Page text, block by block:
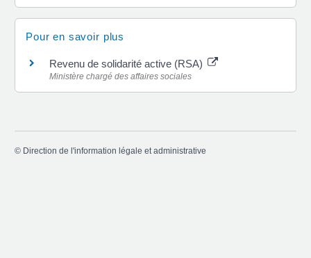
Pour en savoir plus
Revenu de solidarité active (RSA)
Ministère chargé des affaires sociales
© Direction de l'information légale et administrative